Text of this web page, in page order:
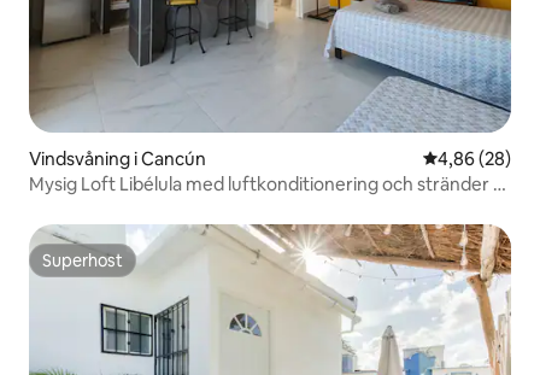
Vindsvåning i Cancún 4,86 av 5 i
4,86 (28)
Mysig Loft Libélula med luftkonditionering och stränder 15
Superhost
Superhost